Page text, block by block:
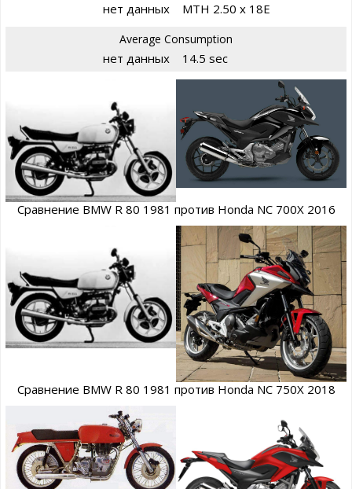
нет данных MTH 2.50 x 18E
Average Consumption
нет данных 14.5 sec
Сравнение BMW R 80 1981 против Honda NC 700X 2016
Сравнение BMW R 80 1981 против Honda NC 750X 2018